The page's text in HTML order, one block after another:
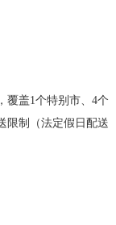
覆盖1个特别市、 4个
限制（法定假日配送